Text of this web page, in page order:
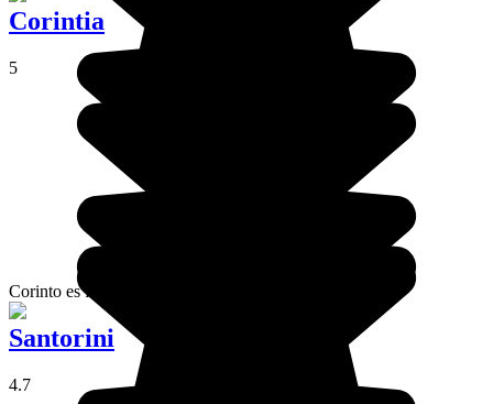
Corintia
5
Corinto es famoso por su canal... y sus pasas.
Santorini
4.7